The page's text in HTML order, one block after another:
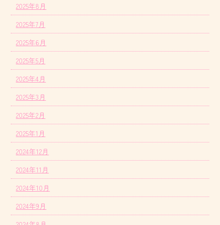
2025年8月
2025年7月
2025年6月
2025年5月
2025年4月
2025年3月
2025年2月
2025年1月
2024年12月
2024年11月
2024年10月
2024年9月